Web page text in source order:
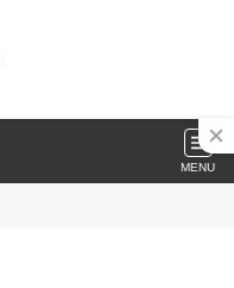
MENU